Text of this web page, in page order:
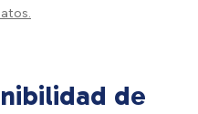
de